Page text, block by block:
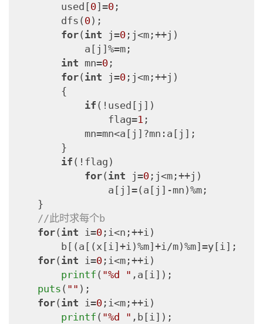
        used[
0]=0;
        dfs(
0);
for( int j=0;j<m;++j)
int mn=0;
for( int j=0;j<m;++j)
if (!used[j])
                flag=
1 ;
if (!flag)
for( int j=0;j<m;++j)
//此时求每个b
for( int i=0;i<n;++i)
for( int i=0;i<m;++i)
printf ( "%d " ,a[i]);
puts ( "" );
for( int i=0;i<m;++i)
printf ( "%d " ,b[i]);